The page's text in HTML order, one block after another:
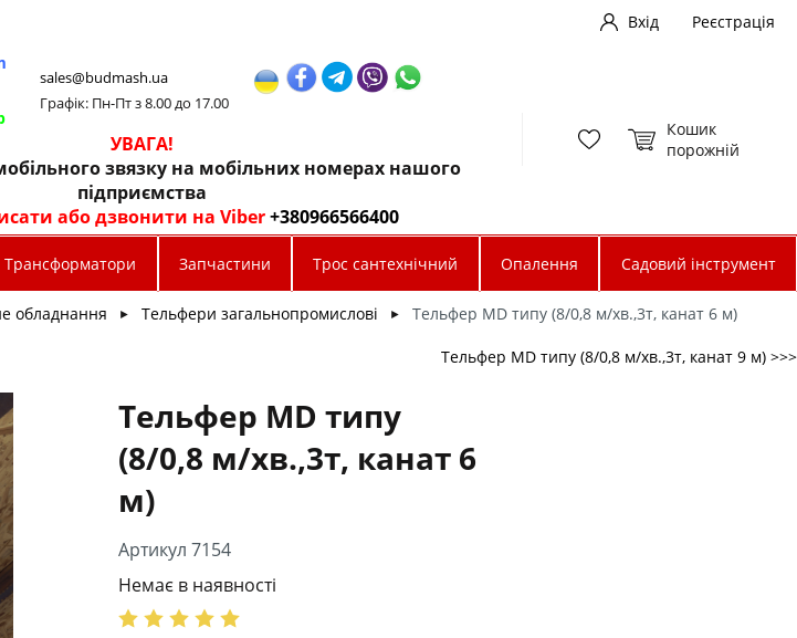
Вхід
Реєстрація
sales@budmash.ua
Графік: Пн-Пт з 8.00 до 17.00
УВАГА!
мобільного звязку на мобільних номерах нашого
підприємства
або дзвонити на Viber+380966566400
Кошик
порожній
Трансформатори Запчастини Трос сантехнічний Опалення Садовий інструмент
обладнання ► Тельфери загальнопромислові ► Тельфер МD типу (8/0,8 м/хв.,3т, канат 6 м)
Тельфер МD типу (8/0,8 м/хв.,3т, канат 9 м) >>>
Тельфер МD типу
(8/0,8 м/хв.,3т, канат 6
м)
Артикул 7154
Немає в наявності